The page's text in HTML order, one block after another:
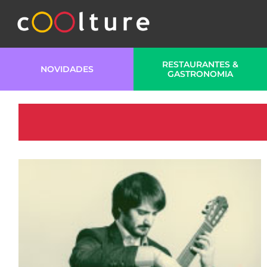
NOVIDADES
RESTAURANTES &
GASTRONOMIA